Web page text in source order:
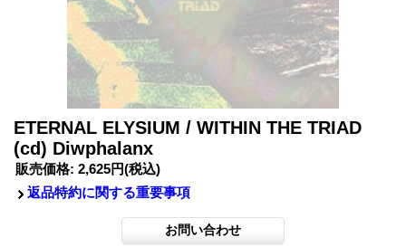
ETERNAL ELYSIUM / WITHIN THE TRIAD
(cd) Diwphalanx
販売価格: 2,625円(税込)
返品特約に関する重要事項